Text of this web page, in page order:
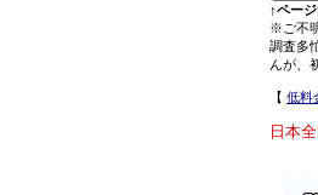
↑ペー
※ご不
調査多
んが、
【 低料
日本